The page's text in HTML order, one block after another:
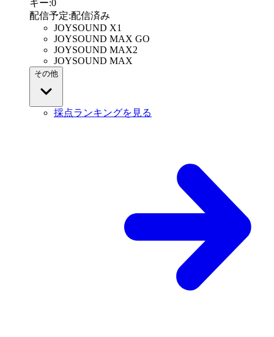
キー:0
配信予定:配信済み
JOYSOUND X1
JOYSOUND MAX GO
JOYSOUND MAX2
JOYSOUND MAX
その他
採点ランキングを見る